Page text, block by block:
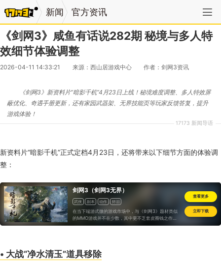
新闻 官方资讯
《剑网3》咸鱼有话说282期 秘境与多人特
效细节体验调整
2026-04-11 14:33:21 来源：西山居游戏中心 作者：剑网3资讯
17173 新闻导语
《剑网3》新资料片“暗影千机”4月23日上线！秘境难度调整、多人特效屏
蔽优化、奇遇手册更新，还有家园武器架、无界技能页等玩家反馈答复，提升
游戏体验！
新资料片“暗影千机”正式定档4月23日，还将带来以下细节方面的体验调
整：
剑网3（剑网3无界）
武侠 副本 动作 怀旧
在当下端游式微的游戏市场中，与《剑网3》题材类似
的MMO游戏并不在少数，其中更不乏套皮圈钱之作。
相比之下，《剑网3：无界》不仅有着积淀了几近14年
查看更多
立即下载
• 大战“净水清玉”道具移除